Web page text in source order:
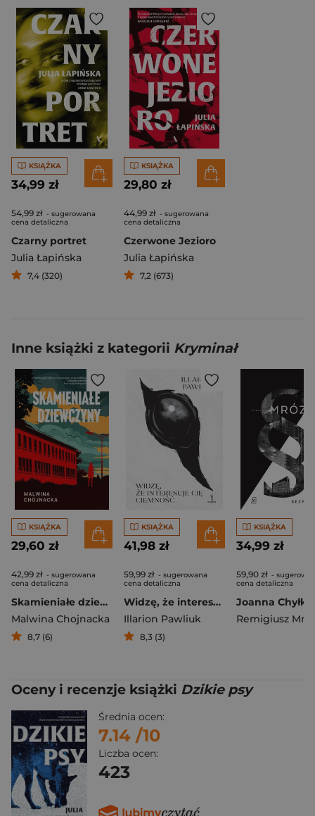
KSIĄŻKA
34,99 zł
54,99 zł - sugerowana
cena detaliczna
Czarny portret
Julia Łapińska
7,4 (320)
KSIĄŻKA
29,80 zł
44,99 zł - sugerowana
cena detaliczna
Czerwone Jezioro
Julia Łapińska
7,2 (673)
Inne książki z kategorii Kryminał
KSIĄŻKA
29,60 zł
42,99 zł - sugerowana
cena detaliczna
Skamieniałe dziewczyny
Malwina Chojnacka
8,7 (6)
KSIĄŻKA
41,98 zł
59,99 zł - sugerowana
cena detaliczna
Widzę, że interesuje cię ciemność
Illarion Pawliuk
8,3 (3)
KSIĄŻKA
34,99 zł
59,90 zł -
cena detaliczna
Remigiusz
Oceny i recenzje książki Dzikie psy
Średnia ocen:
7.14 /10
Liczba ocen:
423